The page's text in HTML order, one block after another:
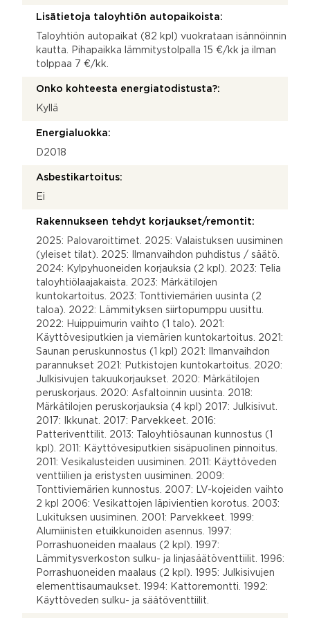
Lisätietoja taloyhtiön autopaikoista:
Taloyhtiön autopaikat (82 kpl) vuokrataan isännöinnin
kautta. Pihapaikka lämmitystolpalla 15 €/kk ja ilman
tolppaa 7 €/kk.
Onko kohteesta energiatodistusta?:
Kyllä
Energialuokka:
D2018
Asbestikartoitus:
Ei
Rakennukseen tehdyt korjaukset/remontit:
2025: Palovaroittimet. 2025: Valaistuksen uusiminen
(yleiset tilat). 2025: Ilmanvaihdon puhdistus / säätö.
2024: Kylpyhuoneiden korjauksia (2 kpl). 2023: Telia
taloyhtiölaajakaista. 2023: Märkätilojen
kuntokartoitus. 2023: Tonttiviemärien uusinta (2
taloa). 2022: Lämmityksen siirtopumppu uusittu.
2022: Huippuimurin vaihto (1 talo). 2021:
Käyttövesiputkien ja viemärien kuntokartoitus. 2021:
Saunan peruskunnostus (1 kpl) 2021: Ilmanvaihdon
parannukset 2021: Putkistojen kuntokartoitus. 2020:
Julkisivujen takuukorjaukset. 2020: Märkätilojen
peruskorjaus. 2020: Asfaltoinnin uusinta. 2018:
Märkätilojen peruskorjauksia (4 kpl) 2017: Julkisivut.
2017: Ikkunat. 2017: Parvekkeet. 2016:
Patteriventtilit. 2013: Taloyhtiösaunan kunnostus (1
kpl). 2011: Käyttövesiputkien sisäpuolinen pinnoitus.
2011: Vesikalusteiden uusiminen. 2011: Käyttöveden
venttiilien ja eristysten uusiminen. 2009:
Tonttiviemärien kunnostus. 2007: LV-kojeiden vaihto
2 kpl 2006: Vesikattojen läpivientien korotus. 2003:
Lukituksen uusiminen. 2001: Parvekkeet. 1999:
Alumiinisten etuikkunoiden asennus. 1997:
Porrashuoneiden maalaus (2 kpl). 1997:
Lämmitysverkoston sulku- ja linjasäätöventtiilit. 1996:
Porrashuoneiden maalaus (2 kpl). 1995: Julkisivujen
elementtisaumaukset. 1994: Kattoremontti. 1992:
Käyttöveden sulku- ja säätöventtiilit.